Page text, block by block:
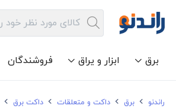
برق ابزار و یراق فروشندگان
راندنو برق داکت و متعلقات داکت برق